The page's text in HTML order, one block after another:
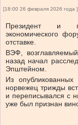
[18:00 26 февраля 2026 года ]
Президент и
экономического
отставке.
ВЭФ,
назад начал
Эпштейном.
Из
норвежец трижды
и переписывался с
уже был признан